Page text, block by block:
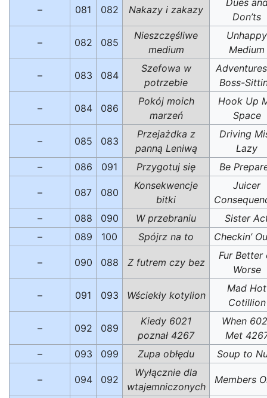
– 081 082 Nakazy i zakazy
Don’ts
– 082 085
Nieszczęśliwe
medium
Unhappy
Medium
– 083 084
Szefowa w
potrzebie
Boss-
– 084 086
Pokój moich
marzeń
Hook Up
Space
– 085 083
Przejażdka z
panną Leniwą
Driving
Lazy
–
086 091 Przygotuj się Be
– 087 080
Konsekwencje
bitki
Juicer
–
088 090 W przebraniu
Sister
–
089 100 Spójrz na to Checkin’
– 090 088 Z futrem czy bez
Fur Better
Worse
– 091 093 Wściekły kotylion
Mad Hot
Cotillion
– 092 089
Kiedy 6021
poznał 4267
When
Met
–
093 099 Zupa obłędu Soup to
– 094 092
Wyłącznie dla
wtajemniczonych
Members